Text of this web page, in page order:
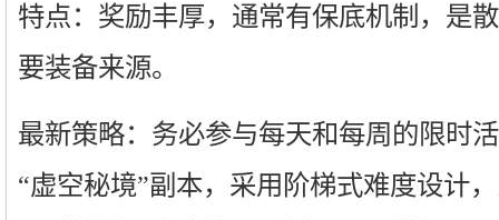
特点：奖励丰厚，通常有保底机制，是
要装备来源。
最新策略：务必参与每天和每周的限时
“虚空秘境”副本，采用阶梯式难度设计